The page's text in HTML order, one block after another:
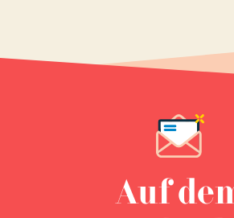
Auf